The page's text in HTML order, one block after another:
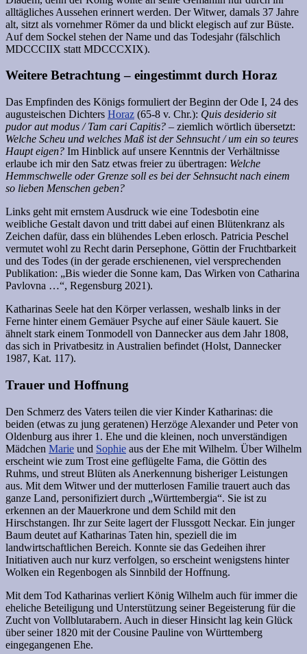
alltägliches Aussehen erinnert werden. Der Witwer, damals 37 Jahre
alt, sitzt als vornehmer Römer da und blickt elegisch auf zur Büste.
Auf dem Sockel stehen der Name und das Todesjahr (fälschlich
MDCCCIIX statt MDCCCXIX).
Weitere Betrachtung – eingestimmt durch Horaz
Das Empfinden des Königs formuliert der Beginn der Ode I, 24 des
augusteischen Dichters Horaz (65-8 v. Chr.): Quis desiderio sit
pudor aut modus / Tam cari Capitis? – ziemlich wörtlich übersetzt:
Welche Scheu und welches Maß ist der Sehnsucht / um ein so teures
Haupt eigen? Im Hinblick auf unsere Kenntnis der Verhältnisse
erlaube ich mir den Satz etwas freier zu übertragen: Welche
Hemmschwelle oder Grenze soll es bei der Sehnsucht nach einem
so lieben Menschen geben?
Links geht mit ernstem Ausdruck wie eine Todesbotin eine
weibliche Gestalt davon und tritt dabei auf einen Blütenkranz als
Zeichen dafür, dass ein blühendes Leben erlosch. Patricia Peschel
vermutet wohl zu Recht darin Persephone, Göttin der Fruchtbarkeit
und des Todes (in der gerade erschienenen, viel versprechenden
Publikation: „Bis wieder die Sonne kam, Das Wirken von Catharina
Pavlovna …“, Regensburg 2021).
Katharinas Seele hat den Körper verlassen, weshalb links in der
Ferne hinter einem Gemäuer Psyche auf einer Säule kauert. Sie
ähnelt stark einem Tonmodell von Dannecker aus dem Jahr 1808,
das sich in Privatbesitz in Australien befindet (Holst, Dannecker
1987, Kat. 117).
Trauer und Hoffnung
Den Schmerz des Vaters teilen die vier Kinder Katharinas: die
beiden (etwas zu jung geratenen) Herzöge Alexander und Peter von
Oldenburg aus ihrer 1. Ehe und die kleinen, noch unverständigen
Mädchen Marie und Sophie aus der Ehe mit Wilhelm. Über Wilhelm
erscheint wie zum Trost eine geflügelte Fama, die Göttin des
Ruhms, und streut Blüten als Anerkennung bisheriger Leistungen
aus. Mit dem Witwer und der mutterlosen Familie trauert auch das
ganze Land, personifiziert durch „Württembergia“. Sie ist zu
erkennen an der Mauerkrone und dem Schild mit den
Hirschstangen. Ihr zur Seite lagert der Flussgott Neckar. Ein junger
Baum deutet auf Katharinas Taten hin, speziell die im
landwirtschaftlichen Bereich. Konnte sie das Gedeihen ihrer
Initiativen auch nur kurz verfolgen, so erscheint wenigstens hinter
Wolken ein Regenbogen als Sinnbild der Hoffnung.
Mit dem Tod Katharinas verliert König Wilhelm auch für immer die
eheliche Beteiligung und Unterstützung seiner Begeisterung für die
Zucht von Vollblutarabern. Auch in dieser Hinsicht lag kein Glück
über seiner 1820 mit der Cousine Pauline von Württemberg
eingegangenen Ehe.